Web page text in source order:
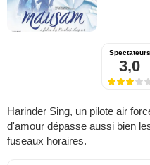
Spectateurs
3,0
Harinder Sing, un pilote air
d'amour dépasse aussi bien
fuseaux horaires.